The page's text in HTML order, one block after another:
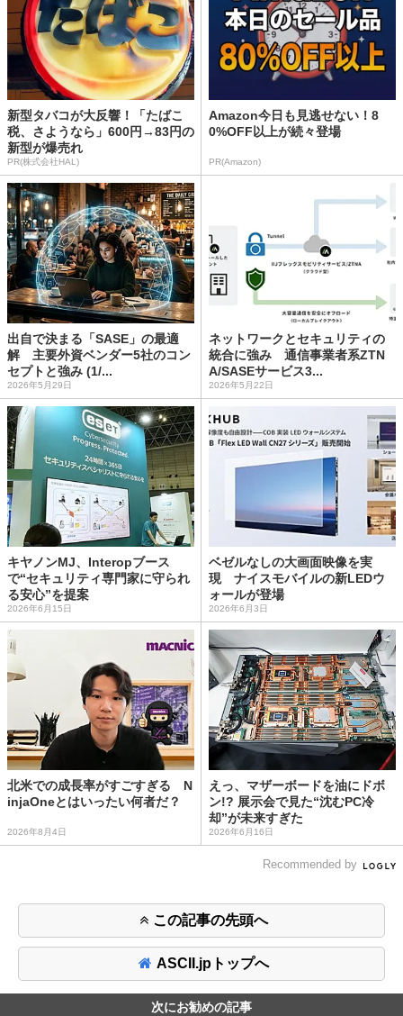
新型タバコが大反響！「たばこ
税、さようなら」600円→83円の
新型が爆売れ
PR(株式会社HAL)
Amazon今日も見逃せない！8
0%OFF以上が続々登場
PR(Amazon)
出自で決まる「SASE」の最適
解 主要外資ベンダー5社のコン
セプトと強み (1/...
2026年5月29日
ネットワークとセキュリティの
統合に強み 通信事業者系ZTN
A/SASEサービス3...
2026年5月22日
キヤノンMJ、Interopブース
で“セキュリティ専門家に守られ
る安心”を提案
2026年6月15日
ベゼルなしの大画面映像を実
現 ナイスモバイルの新LEDウ
ォールが登場
2026年6月3日
北米での成長率がすごすぎる N
injaOneとはいったい何者だ？
2026年8月4日
えっ、マザーボードを油にドボ
ン!? 展示会で見た“沈むPC冷
却”が未来すぎた
2026年6月16日
Recommended by
この記事の先頭へ
ASCII.jpトップへ
次にお勧めの記事